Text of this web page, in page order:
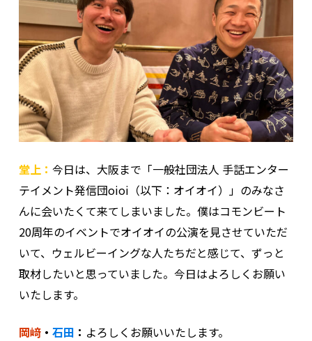
堂上： 今日は、大阪まで「一般社団法人 手話エンター
テイメント発信団oioi（以下：オイオイ）」のみなさ
んに会いたくて来てしまいました。僕はコモンビート
20周年のイベントでオイオイの公演を見させていただ
いて、ウェルビーイングな人たちだと感じて、ずっと
取材したいと思っていました。今日はよろしくお願い
いたします。
岡﨑・ 石田 ： よろしくお願いいたします。